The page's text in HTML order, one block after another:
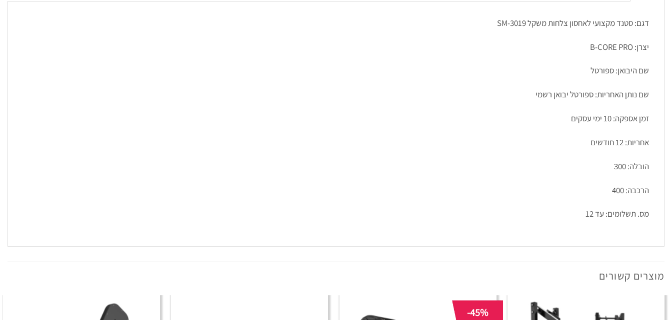
דגם: סטנד מקצועי לאחסון צלחות משקל SM-3019
יצרן: B-CORE PRO
שם היבואן: ספורטל
שם נותן האחריות: ספורטל יבואן רשמי
זמן אספקה: 10 ימי עסקים
אחריות: 12 חודשים
הובלה: 300
הרכבה: 400
מס. תשלומים: עד 12
מוצרים קשורים
-45%